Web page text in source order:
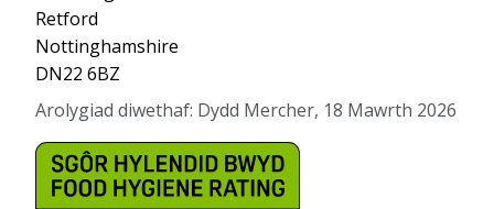
Retford
Nottinghamshire
DN22 6BZ
Arolygiad diwethaf: Dydd Mercher, 18 Mawrth 2026